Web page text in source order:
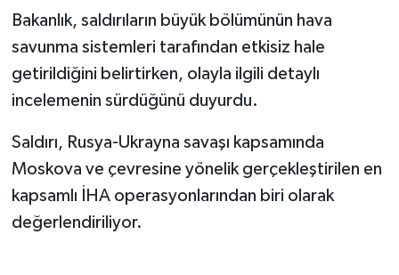
Bakanlık, saldırıların büyük bölümünün hava
savunma sistemleri tarafından etkisiz hale
getirildiğini belirtirken, olayla ilgili detaylı
incelemenin sürdüğünü duyurdu.
Saldırı, Rusya-Ukrayna savaşı kapsamında
Moskova ve çevresine yönelik gerçekleştirilen en
kapsamlı İHA operasyonlarından biri olarak
değerlendiriliyor.